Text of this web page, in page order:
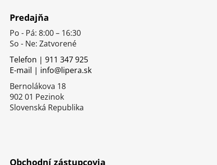
Predajňa
Po - Pá: 8:00 – 16:30
So - Ne: Zatvorené
Telefon | 911 347 925
E-mail | info@lipera.sk
Bernolákova 18
902 01 Pezinok
Slovenská Republika
Obchodní zástupcovia